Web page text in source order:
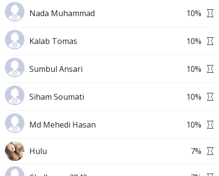
Nada Muhammad 10%
Kalab Tomas 10%
Sumbul Ansari 10%
Siham Soumati 10%
Md Mehedi Hasan 10%
Hulu 7%